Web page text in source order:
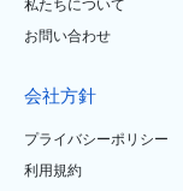
私たちについて
お問い合わせ
会社方針
プライバシーポリシー
利用規約